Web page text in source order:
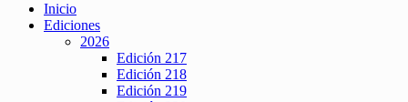
Inicio
Ediciones
2026
Edición 217
Edición 218
Edición 219